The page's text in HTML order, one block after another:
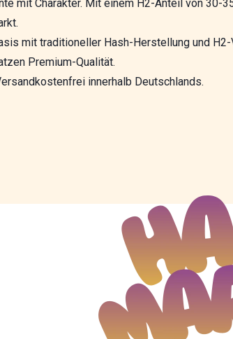
mit Charakter. Mit einem H2-Anteil von 30-
mit traditioneller Hash-Herstellung und
Premium-Qualität.
innerhalb Deutschlands.